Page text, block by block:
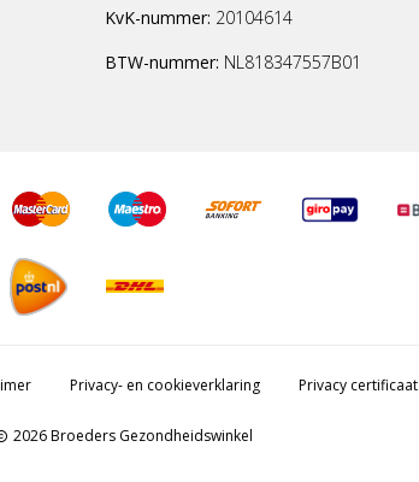
KvK-nummer: 20104614
BTW-nummer: NL818347557B01
Privacy- en cookieverklaring Privacy certificaat
2026 Broeders Gezondheidswinkel